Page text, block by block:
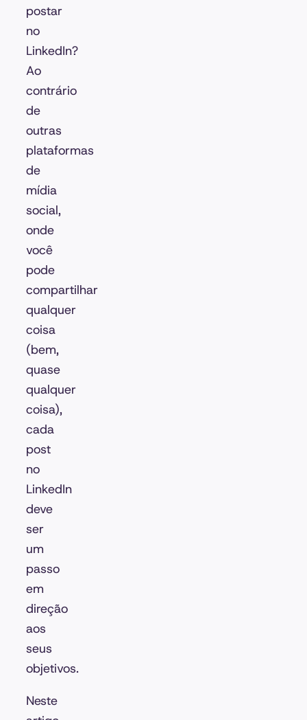
postar
no
LinkedIn?
Ao
contrário
de
outras
plataformas
de
mídia
social,
onde
você
pode
compartilhar
qualquer
coisa
(bem,
quase
qualquer
coisa),
cada
post
no
LinkedIn
deve
ser
um
passo
em
direção
aos
seus
objetivos.
Neste